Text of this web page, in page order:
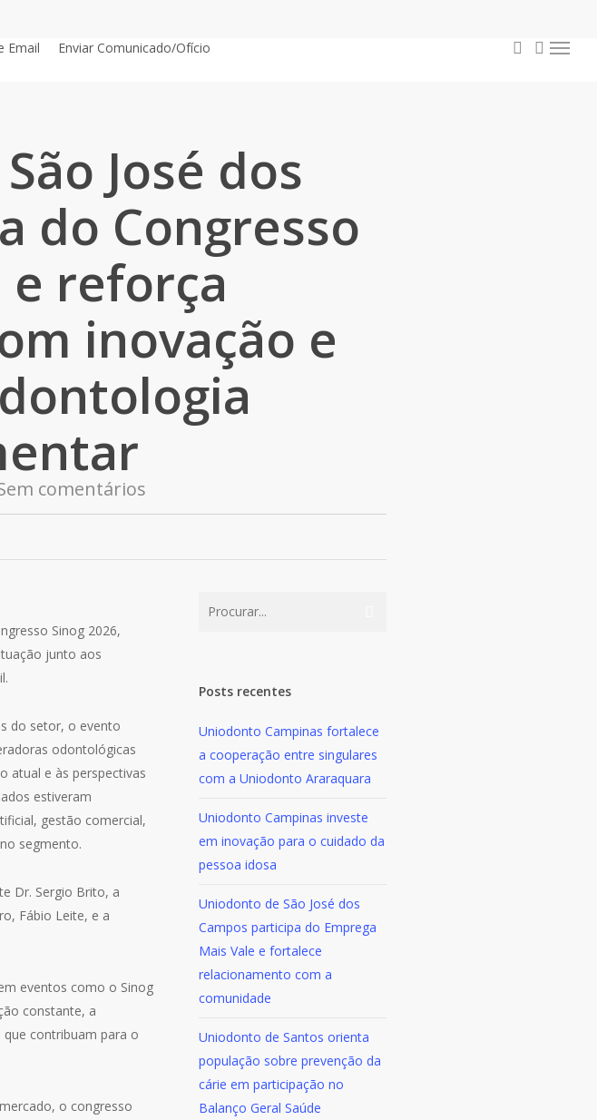
Email Enviar Comunicado/Ofício procurar
conta
Menu
José dos
do Congresso
e reforça
inovação e
comentários
Sinog 2026,
junto aos
do setor, o evento
odontológicas
atual e às perspectivas
estiveram
gestão comercial,
segmento.
Dr. Sergio Brito, a
Fábio Leite, e a
eventos como o Sinog
constante, a
contribuam para o
o congresso
Posts recentes
Uniodonto Campinas fortalece
a cooperação entre singulares
com a Uniodonto Araraquara
Uniodonto Campinas investe
em inovação para o cuidado da
pessoa idosa
Uniodonto de São José dos
Campos participa do Emprega
Mais Vale e fortalece
relacionamento com a
comunidade
Uniodonto de Santos orienta
população sobre prevenção da
cárie em participação no
Balanço Geral Saúde